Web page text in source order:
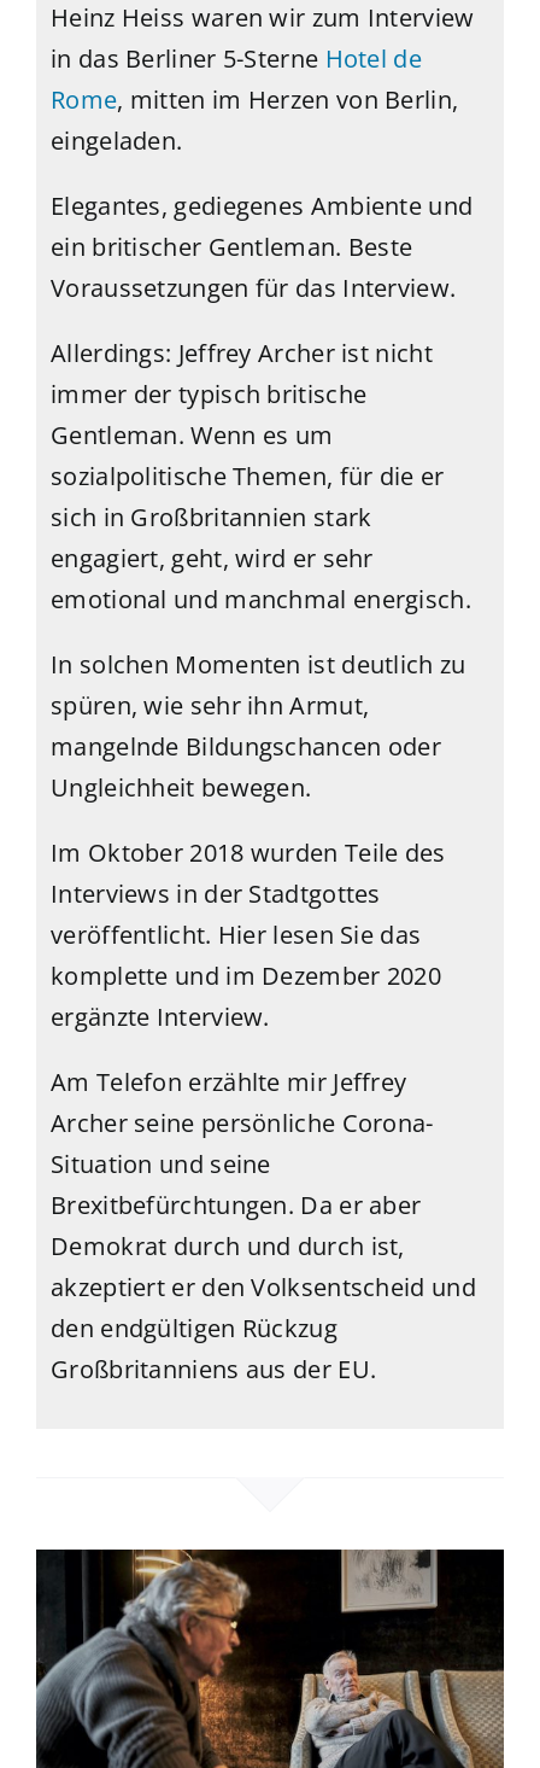
Heinz Heiss waren wir zum Interview
in das Berliner 5-Sterne Hotel de
Rome, mitten im Herzen von Berlin,
eingeladen.
Elegantes, gediegenes Ambiente und
ein britischer Gentleman. Beste
Voraussetzungen für das Interview.
Allerdings: Jeffrey Archer ist nicht
immer der typisch britische
Gentleman. Wenn es um
sozialpolitische Themen, für die er
sich in Großbritannien stark
engagiert, geht, wird er sehr
emotional und manchmal energisch.
In solchen Momenten ist deutlich zu
spüren, wie sehr ihn Armut,
mangelnde Bildungschancen oder
Ungleichheit bewegen.
Im Oktober 2018 wurden Teile des
Interviews in der Stadtgottes
veröffentlicht. Hier lesen Sie das
komplette und im Dezember 2020
ergänzte Interview.
Am Telefon erzählte mir Jeffrey
Archer seine persönliche Corona-
Situation und seine
Brexitbefürchtungen. Da er aber
Demokrat durch und durch ist,
akzeptiert er den Volksentscheid und
den endgültigen Rückzug
Großbritanniens aus der EU.